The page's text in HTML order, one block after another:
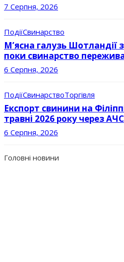
7 Серпня, 2026
ПодіїСвинарство
М’ясна галузь Шотландії
поки свинарство
6 Серпня, 2026
ПодіїСвинарствоТоргівля
Експорт свинини на
травні 2026 року через АЧС
6 Серпня, 2026
Головні новини